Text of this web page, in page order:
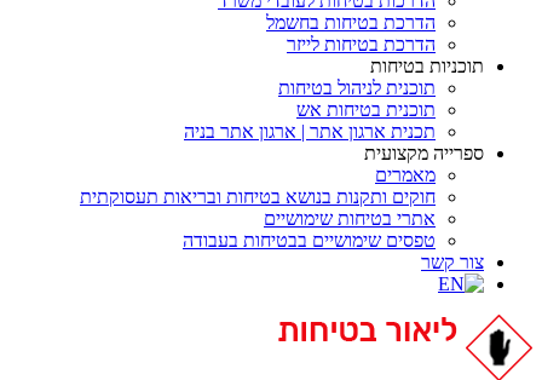
הדרכת בטיחות בחשמל
הדרכת בטיחות לייזר
תוכניות בטיחות
תוכנית לניהול בטיחות
תוכנית בטיחות אש
תכנית ארגון אתר | ארגון אתר בניה
ספרייה מקצועית
מאמרים
חוקים ותקנות בנושא בטיחות ובריאות תעסוקתית
אתרי בטיחות שימושיים
טפסים שימושיים בבטיחות בעבודה
צור קשר